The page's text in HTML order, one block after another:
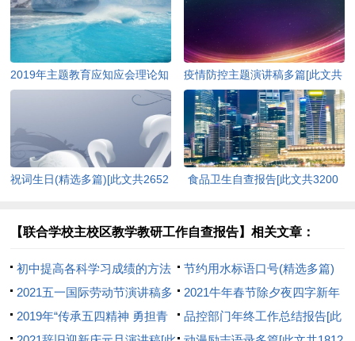
2019年主题教育应知应会理论知
识（含答案）[此文共10252字]
疫情防控主题演讲稿多篇[此文共
4978字]
祝词生日(精选多篇)[此文共2652
食品卫生自查报告[此文共3200
【联合学校主校区教学教研工作自查报告】相关文章：
初中提高各科学习成绩的方法
[此文共2526字]
节约用水标语口号(精选多篇)
[此文共4302字]
2021五一国际劳动节演讲稿多
篇[此文共3197字]
2021牛年春节除夕夜四字新年
对联【90对】[此文共805字]
2019年“传承五四精神 勇担青
品控部门年终工作总结报告[此